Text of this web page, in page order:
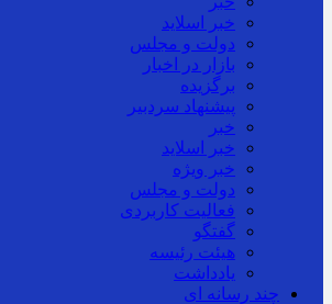
خبر اسلايد
دولت و مجلس
بازار در اخبار
برگزیده
پیشنهاد سردبیر
خبر
خبر اسلايد
خبر ویژه
دولت و مجلس
فعالیت کاربردی
گفتگو
هیئت رئیسه
یادداشت
چند رسانه ای